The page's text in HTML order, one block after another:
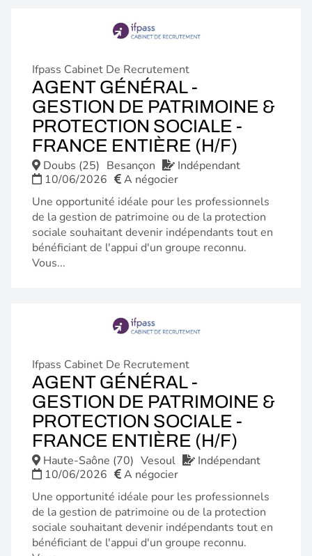
Ifpass Cabinet De Recrutement
AGENT GÉNÉRAL -
GESTION DE PATRIMOINE &
PROTECTION SOCIALE -
FRANCE ENTIÈRE (H/F)
Doubs (25) Besançon
Indépendant
10/06/2026
A négocier
Une opportunité idéale pour les professionnels
de la gestion de patrimoine ou de la protection
sociale souhaitant devenir indépendants tout en
bénéficiant de l'appui d'un groupe reconnu.
Vous...
Ifpass Cabinet De Recrutement
AGENT GÉNÉRAL -
GESTION DE PATRIMOINE &
PROTECTION SOCIALE -
FRANCE ENTIÈRE (H/F)
Haute-Saône (70) Vesoul
Indépendant
10/06/2026
A négocier
Une opportunité idéale pour les professionnels
de la gestion de patrimoine ou de la protection
sociale souhaitant devenir indépendants tout en
bénéficiant de l'appui d'un groupe reconnu.